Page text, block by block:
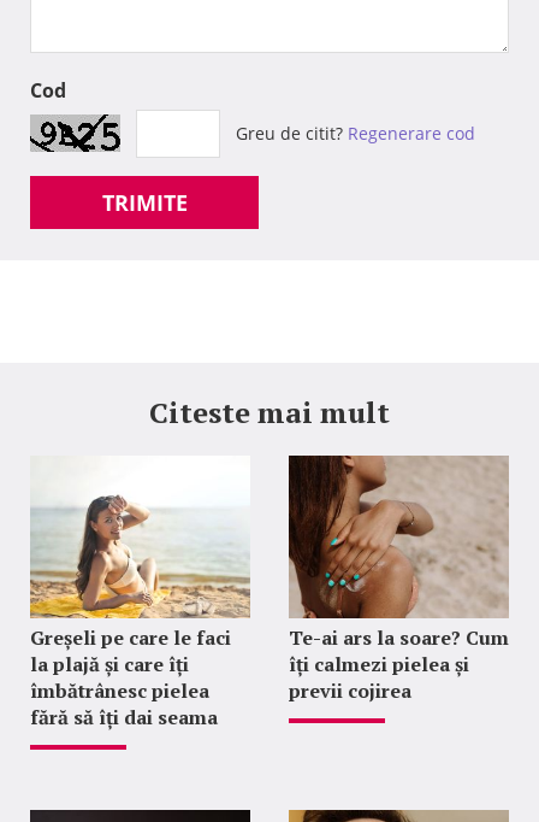
Cod
Greu de citit? Regenerare cod
TRIMITE
Citeste mai mult
Greșeli pe care le faci
la plajă și care îți
îmbătrânesc pielea
fără să îți dai seama
Te-ai ars la soare? Cum
îți calmezi pielea și
previi cojirea